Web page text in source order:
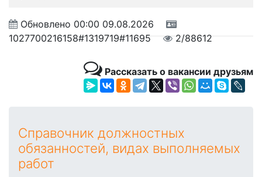
Обновлено 00:00 09.08.2026
1027700216158#1319719#11695
2/88612
Рассказать о вакансии друзьям
Справочник должностных
обязанностей, видах выполняемых
работ